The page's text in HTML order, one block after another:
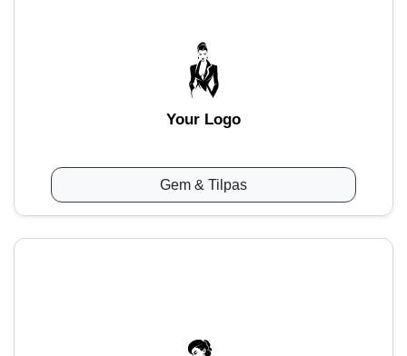
Your Logo
Gem & Tilpas